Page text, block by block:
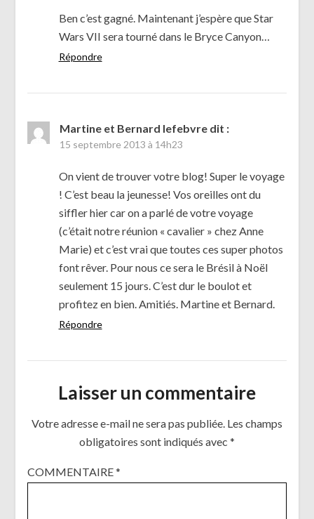
Ben c’est gagné. Maintenant j’espère que Star
Wars VII sera tourné dans le Bryce Canyon…
Répondre
Martine et Bernard lefebvre dit :
15 septembre 2013 à 14h23
On vient de trouver votre blog! Super le voyage
! C’est beau la jeunesse! Vos oreilles ont du
siffler hier car on a parlé de votre voyage
(c’était notre réunion « cavalier » chez Anne
Marie) et c’est vrai que toutes ces super photos
font rêver. Pour nous ce sera le Brésil à Noël
seulement 15 jours. C’est dur le boulot et
profitez en bien. Amitiés. Martine et Bernard.
Répondre
Laisser un commentaire
Votre adresse e-mail ne sera pas publiée. Les champs
obligatoires sont indiqués avec *
COMMENTAIRE*